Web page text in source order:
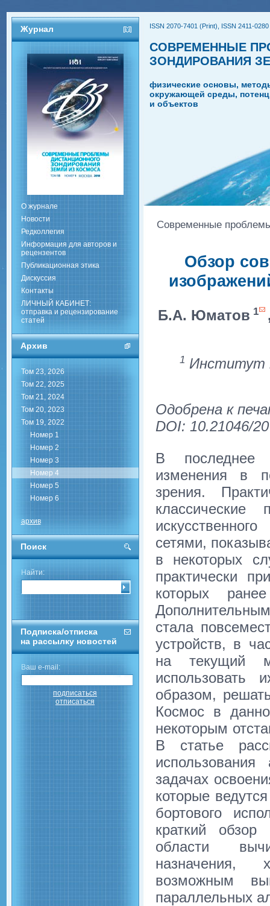
Журнал
О журнале
Новости
Редколлегия
Информация для авторов и
рецензентов
Публикационная этика
Дискуссия
Контакты
ЛИЧНЫЙ КАБИНЕТ:
отправка и рецензирование
статей
Архив
Том 23, 2026
Том 22, 2025
Том 21, 2024
Том 20, 2023
Том 19, 2022
Номер 1
Номер 2
Номер 3
Номер 4
Номер 5
Номер 6
архив
Поиск
Найти:
Подписка/отписка
на рассылку новостей
Ваш e-mail:
подписаться
отписаться
ISSN 2070-7401 (Print), ISSN 2411-
СОВРЕМЕННЫЕ
ЗОНДИРОВАНИЯ
физические основы,
окружающей среды,
и объектов
Современные
Обзор
Б.А. Юматов 1
1 Институт
Одобрена к
DOI: 10.21046/
В последнее
изменения в
зрения.
сетями,
в некоторых
практически
которых
стала
устройств, в
на текущий
образом,
Космос в
некоторым
В статье
использования
задачах
которые
бортового
краткий
области
назначения,
возможным
параллельных